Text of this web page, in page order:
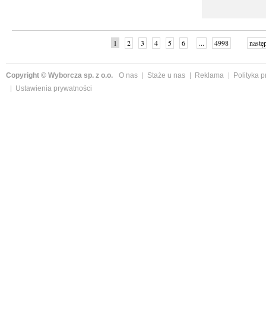
1 2 3 4 5 6 ... 4998
Copyright © Wyborcza sp. z o.o. O nas Staże u nas Reklama
Polityka
Ustawienia prywatności